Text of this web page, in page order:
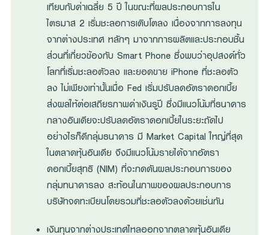
เทียบกับค่าเฉลี่ย 5 ปี ในขณะที่ผลประกอบการใน
ไตรมาส 2 เริ่มชะลอการเติบโตลง เนื่องจากการลงทุน
จากต่างประเทศ หลักๆ มาจากการผลิตและประกอบชิ้น
ส่วนที่เกี่ยวข้องกับ Smart Phone ซึ่งพบว่าอุปสงค์ทั่ว
โลกที่เริ่มชะลอตัวลง และยอดขาย iPhone ที่ชะลอตัว
ลง ไม่เพียงเท่านั้นเมื่อ Fed เริ่มปรับลดอัตราดอกเบี้ย
ส่งผลให้ต่อเสถียรภาพค่าเงินรูปี ซึ่งมีแนวโน้มที่ธนาคาร
กลางอินเดียจะปรับลดอัตราดอกเบี้ยในระยะถัดไป
อย่างไรก็ดีกลุ่มธนาคาร มี Market Capital ใหญ่ที่สุด
ในตลาดหุ้นอินเดีย จึงมีแนวโน้มรายได้จากอัตรา
ดอกเบี้ยสุทธิ (NIM) ที่จะกดดันผลประกอบการของ
กลุ่มทนาคารลง สะท้อนในภาพของผลประกอบการ
บริษัทจดทะเบียนโดยรวมที่ชะลอตัวลงด้วยเช่นกัน
เงินทุนจากต่างประเทศไหลออกจากตลาดหุ้นอินเดีย